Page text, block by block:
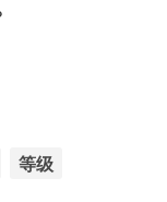
等级